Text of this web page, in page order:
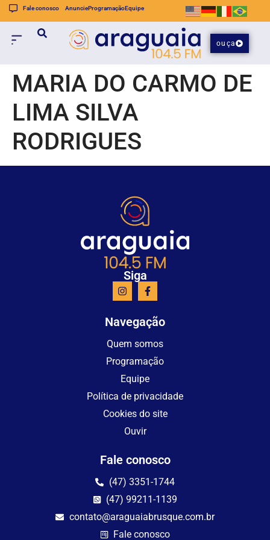
Fale conosco AnuncieProgramaçãoEquipe
ouça
MARIA DO CARMO DE
LIMA SILVA
RODRIGUES
Siga
Navegação
Quem somos
Programação
Equipe
Política de privacidade
Cookies do site
Ouvir
Fale conosco
(47) 3351-1744
(47) 99211-1139
contato@araguaiabrusque.com.br
Fale conosco